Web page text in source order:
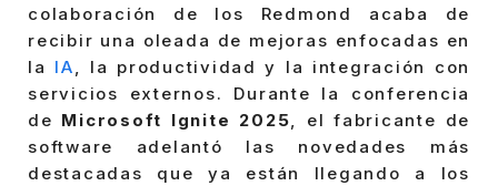
colaboración de los Redmond acaba de
recibir una oleada de mejoras enfocadas en
la IA, la productividad y la integración con
servicios externos. Durante la conferencia
de Microsoft Ignite 2025, el fabricante de
software adelantó las novedades más
destacadas que ya están llegando a los